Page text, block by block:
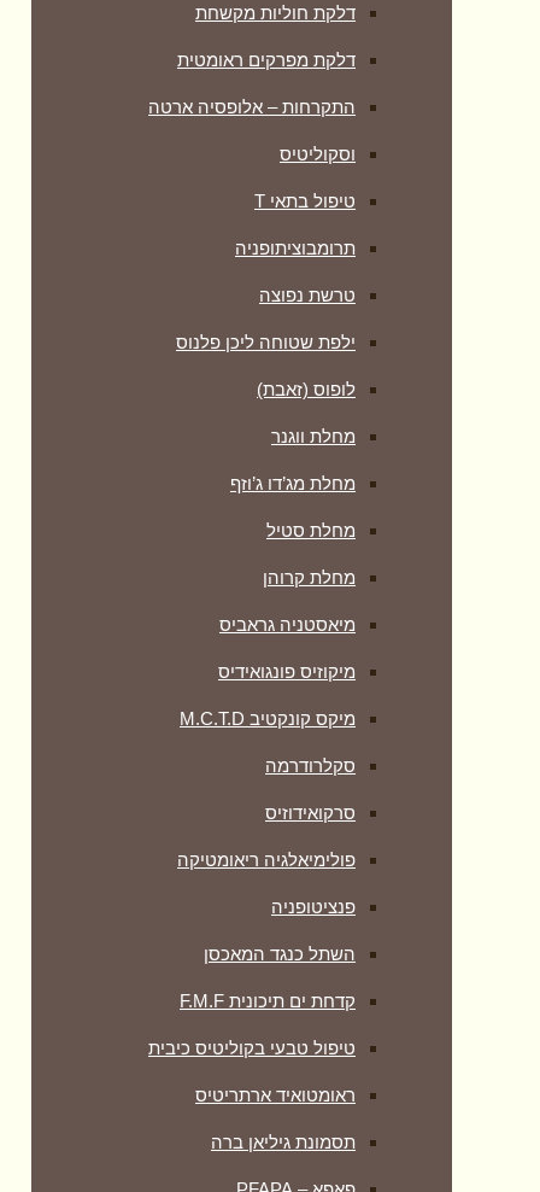
דלקת חוליות מקשחת
דלקת מפרקים ראומטית
התקרחות – אלופסיה ארטה
וסקוליטיס
טיפול בתאי T
תרומבוציתופניה
טרשת נפוצה
ילפת שטוחה ליכן פלנוס
לופוס (זאבת)
מחלת ווגנר
מחלת מג’דו ג’וזף
מחלת סטיל
מחלת קרוהן
מיאסטניה גראביס
מיקוזיס פונגואידיס
מיקס קונקטיב M.C.T.D
סקלרודרמה
סרקואידוזיס
פולימיאלגיה ריאומטיקה
‏פנציטופניה
השתל כנגד המאכסן
קדחת ים תיכונית F.M.F
טיפול טבעי בקוליטיס כיבית
ראומטואיד ארתריטיס
תסמונת גיליאן ברה